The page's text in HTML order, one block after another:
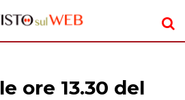
ore 13.30 del